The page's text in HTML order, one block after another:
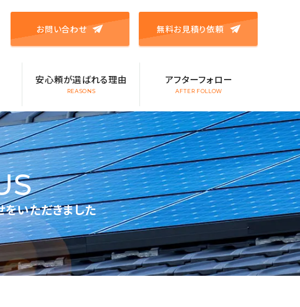
お問い合わせ 無料お見積り依頼
安心頼が選ばれる理由
REASONS
アフターフォロー
AFTER FOLLOW
いただきました